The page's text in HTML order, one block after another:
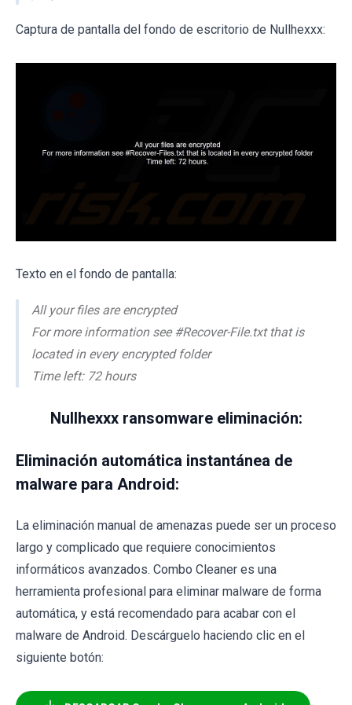
Captura de pantalla del fondo de escritorio de Nullhexxx:
Texto en el fondo de pantalla:
All your files are encrypted
For more information see #Recover-File.txt that is
located in every encrypted folder
Time left: 72 hours
Nullhexxx ransomware eliminación:
Eliminación automática instantánea de
malware para Android:
La eliminación manual de amenazas puede ser un proceso
largo y complicado que requiere conocimientos
informáticos avanzados. Combo Cleaner es una
herramienta profesional para eliminar malware de forma
automática, y está recomendado para acabar con el
malware de Android. Descárguelo haciendo clic en el
siguiente botón: